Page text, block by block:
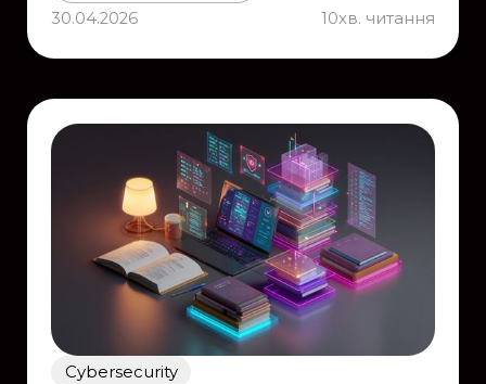
30.04.2026
10хв. читання
Cybersecurity